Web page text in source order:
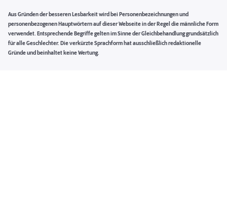
Aus Gründen der besseren Lesbarkeit wird bei Personenbezeichnungen und
personenbezogenen Hauptwörtern auf dieser Webseite in der Regel die männliche Form
verwendet. Entsprechende Begriffe gelten im Sinne der Gleichbehandlung grundsätzlich
für alle Geschlechter. Die verkürzte Sprachform hat ausschließlich redaktionelle
Gründe und beinhaltet keine Wertung.